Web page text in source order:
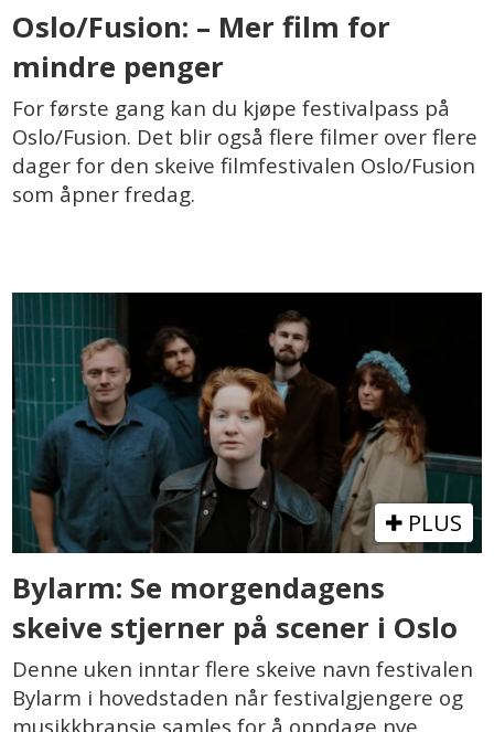
Oslo/Fusion: – Mer film for
mindre penger
For første gang kan du kjøpe festivalpass på
Oslo/Fusion. Det blir også flere filmer over flere
dager for den skeive filmfestivalen Oslo/Fusion
som åpner fredag.
PLUS
Bylarm: Se morgendagens
skeive stjerner på scener i Oslo
Denne uken inntar flere skeive navn festivalen
Bylarm i hovedstaden når festivalgjengere og
musikkbransje samles for å oppdage nye